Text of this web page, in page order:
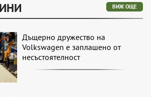
ВИЖ ОЩЕ
Дъщерно дружество на
Volkswagen е заплашено от
несъстоятелност